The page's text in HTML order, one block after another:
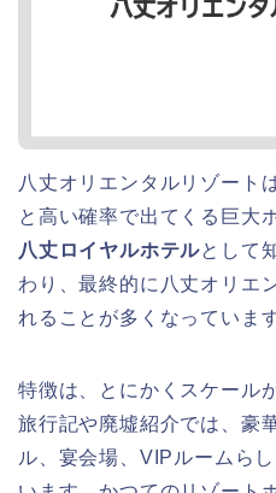
八丈オリエンタルリゾート
と高い確率で出てくる巨大
八丈ロイヤルホテルとして
わり、最終的に八丈オリエ
れることが多くなっています
特徴は、とにかくスケール
旅行記や廃墟紹介では、豪
ル、宴会場、VIPルームら